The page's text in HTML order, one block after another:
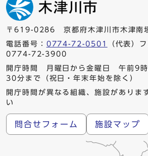
〒619-0286 京都府木津川市木津南
電話番号： 0774-72-0501
（代表）
0774-72-3900
開庁時間 月曜日から金曜日 午前9
30分まで（祝日・年末年始を除く）
開庁時間が異なる組織、施設がありま
い
問合せフォーム 施設マップ